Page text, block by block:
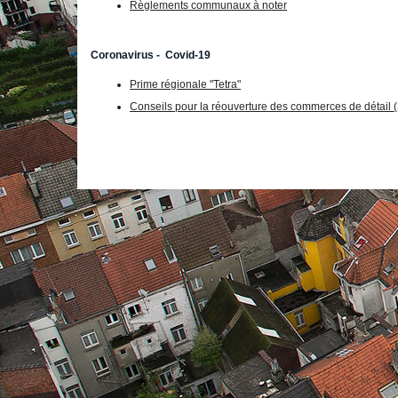
Règlements communaux à noter
Coronavirus - Covid-19
Prime régionale "Tetra"
Conseils pour la réouverture des commerces de détail